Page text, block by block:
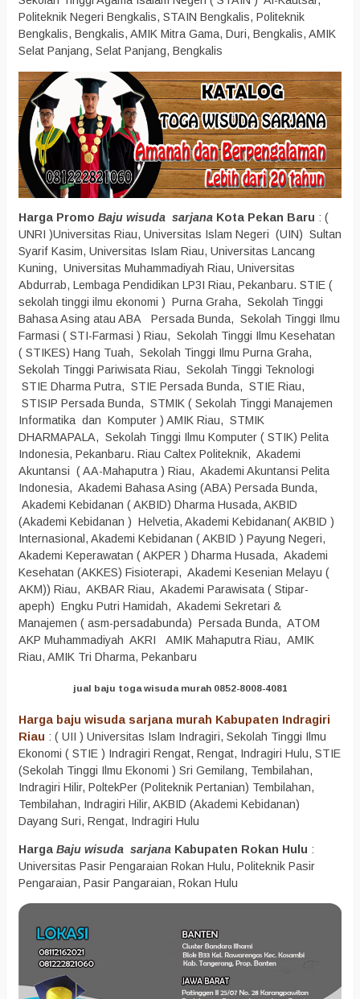
Politeknik Negeri Bengkalis, STAIN Bengkalis, Politeknik
Bengkalis, Bengkalis, AMIK Mitra Gama, Duri, Bengkalis, AMIK
Selat Panjang, Selat Panjang, Bengkalis
Harga Promo Baju wisuda sarjana Kota Pekan Baru : (
UNRI )Universitas Riau, Universitas Islam Negeri (UIN) Sultan
Syarif Kasim, Universitas Islam Riau, Universitas Lancang
Kuning, Universitas Muhammadiyah Riau, Universitas
Abdurrab, Lembaga Pendidikan LP3I Riau, Pekanbaru. STIE (
sekolah tinggi ilmu ekonomi ) Purna Graha, Sekolah Tinggi
Bahasa Asing atau ABA Persada Bunda, Sekolah Tinggi Ilmu
Farmasi ( STI-Farmasi ) Riau, Sekolah Tinggi Ilmu Kesehatan
( STIKES) Hang Tuah, Sekolah Tinggi Ilmu Purna Graha,
Sekolah Tinggi Pariwisata Riau, Sekolah Tinggi Teknologi
STIE Dharma Putra, STIE Persada Bunda, STIE Riau,
STISIP Persada Bunda, STMIK ( Sekolah Tinggi Manajemen
Informatika dan Komputer ) AMIK Riau, STMIK
DHARMAPALA, Sekolah Tinggi Ilmu Komputer ( STIK) Pelita
Indonesia, Pekanbaru. Riau Caltex Politeknik, Akademi
Akuntansi ( AA-Mahaputra ) Riau, Akademi Akuntansi Pelita
Indonesia, Akademi Bahasa Asing (ABA) Persada Bunda,
Akademi Kebidanan ( AKBID) Dharma Husada, AKBID
(Akademi Kebidanan ) Helvetia, Akademi Kebidanan( AKBID )
Internasional, Akademi Kebidanan ( AKBID ) Payung Negeri,
Akademi Keperawatan ( AKPER ) Dharma Husada, Akademi
Kesehatan (AKKES) Fisioterapi, Akademi Kesenian Melayu (
AKM)) Riau, AKBAR Riau, Akademi Parawisata ( Stipar-
apeph) Engku Putri Hamidah, Akademi Sekretari &
Manajemen ( asm-persadabunda) Persada Bunda, ATOM
AKP Muhammadiyah AKRI AMIK Mahaputra Riau, AMIK
Riau, AMIK Tri Dharma, Pekanbaru
jual baju toga wisuda murah 0852-8008-4081
Harga baju wisuda sarjana murah Kabupaten Indragiri
Riau : ( UII ) Universitas Islam Indragiri, Sekolah Tinggi Ilmu
Ekonomi ( STIE ) Indragiri Rengat, Rengat, Indragiri Hulu, STIE
(Sekolah Tinggi Ilmu Ekonomi ) Sri Gemilang, Tembilahan,
Indragiri Hilir, PoltekPer (Politeknik Pertanian) Tembilahan,
Tembilahan, Indragiri Hilir, AKBID (Akademi Kebidanan)
Dayang Suri, Rengat, Indragiri Hulu
Harga Baju wisuda sarjana Kabupaten Rokan Hulu :
Universitas Pasir Pengaraian Rokan Hulu, Politeknik Pasir
Pengaraian, Pasir Pangaraian, Rokan Hulu